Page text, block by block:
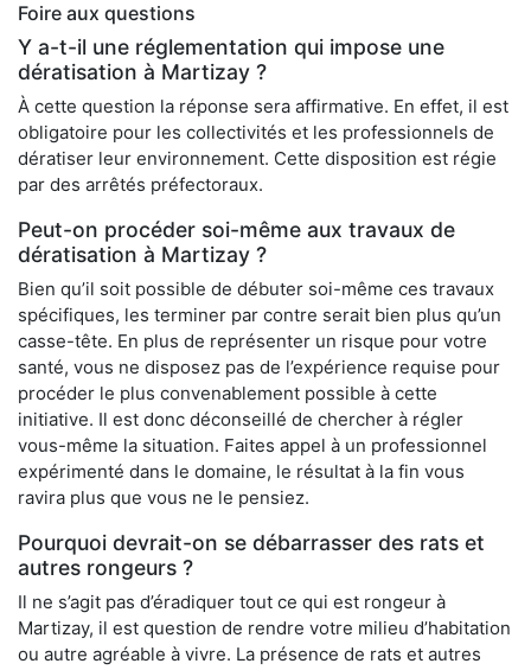
Foire aux questions
Y a-t-il une réglementation qui impose une
dératisation à Martizay ?
À cette question la réponse sera affirmative. En effet, il est
obligatoire pour les collectivités et les professionnels de
dératiser leur environnement. Cette disposition est régie
par des arrêtés préfectoraux.
Peut-on procéder soi-même aux travaux de
dératisation à Martizay ?
Bien qu’il soit possible de débuter soi-même ces travaux
spécifiques, les terminer par contre serait bien plus qu’un
casse-tête. En plus de représenter un risque pour votre
santé, vous ne disposez pas de l’expérience requise pour
procéder le plus convenablement possible à cette
initiative. Il est donc déconseillé de chercher à régler
vous-même la situation. Faites appel à un professionnel
expérimenté dans le domaine, le résultat à la fin vous
ravira plus que vous ne le pensiez.
Pourquoi devrait-on se débarrasser des rats et
autres rongeurs ?
Il ne s’agit pas d’éradiquer tout ce qui est rongeur à
Martizay, il est question de rendre votre milieu d’habitation
ou autre agréable à vivre. La présence de rats et autres